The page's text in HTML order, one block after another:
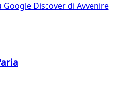
Google Discover di Avvenire